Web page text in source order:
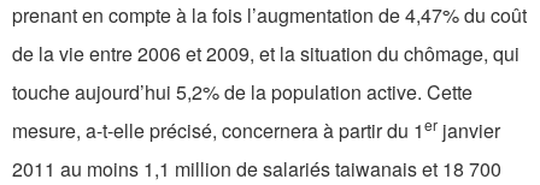
prenant en compte à la fois l’augmentation de 4,47% du coût
de la vie entre 2006 et 2009, et la situation du chômage, qui
touche aujourd’hui 5,2% de la population active. Cette
mesure, a-t-elle précisé, concernera à partir du 1er janvier
2011 au moins 1,1 million de salariés taiwanais et 18 700